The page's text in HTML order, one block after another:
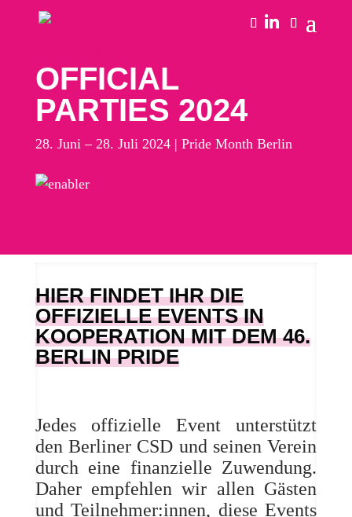
OFFICIAL
PARTIES 2024
28. Juni – 28. Juli 2024 | Pride Month Berlin
HIER FINDET IHR DIE
OFFIZIELLE EVENTS IN
KOOPERATION MIT DEM 46.
BERLIN PRIDE
Jedes offizielle Event unterstützt
den Berliner CSD und seinen Verein
durch eine finanzielle Zuwendung.
Daher empfehlen wir allen Gästen
und Teilnehmer:innen, diese Events